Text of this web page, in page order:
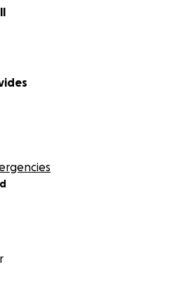
por pequeña que sea, será
acto de amor que podría
lo podemos lograr.
por leer, compartir y